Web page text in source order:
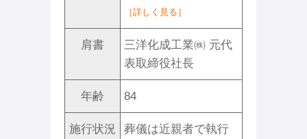
［詳しく見る］
肩書
三洋化成工業㈱ 元代
表取締役社長
年齢 84
施行状況 葬儀は近親者で執行